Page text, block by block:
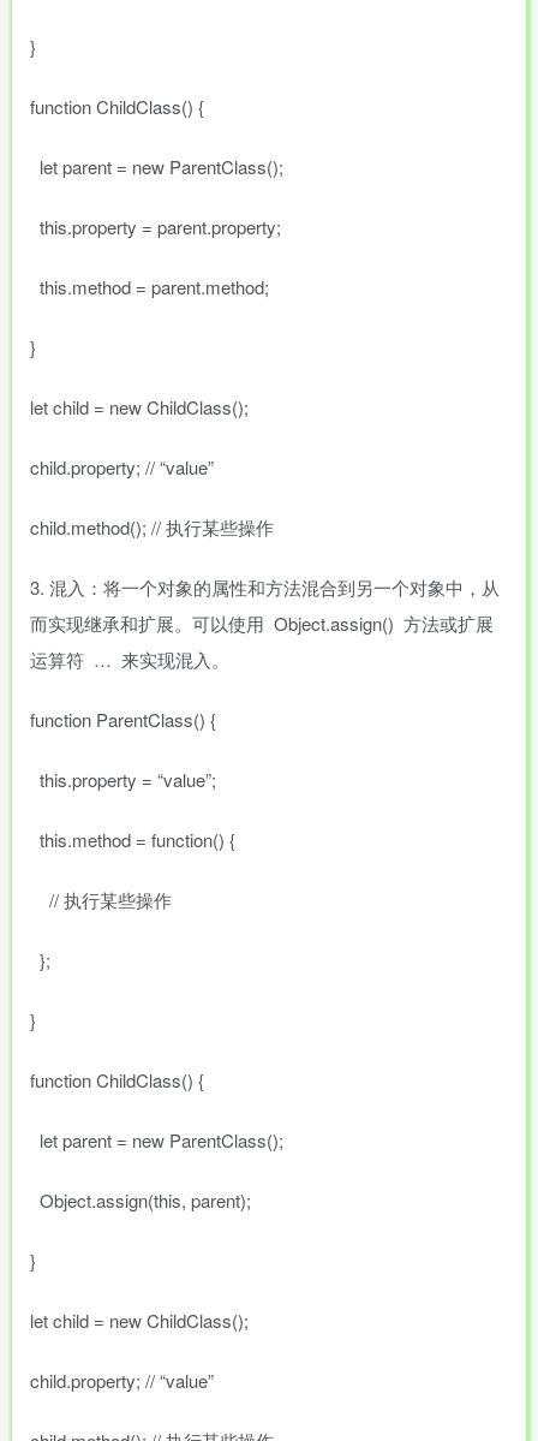
}
function ChildClass() {
let parent = new ParentClass();
this.property = parent.property;
this.method = parent.method;
}
let child = new ChildClass();
child.property; // “value”
child.method(); // 执行某些操作
3. 混入：将一个对象的属性和方法混合到另一个对象中，从
而实现继承和扩展。可以使用 Object.assign() 方法或扩展
运算符 … 来实现混入。
function ParentClass() {
this.property = “value”;
this.method = function() {
// 执行某些操作
};
}
function ChildClass() {
let parent = new ParentClass();
Object.assign(this, parent);
}
let child = new ChildClass();
child.property; // “value”